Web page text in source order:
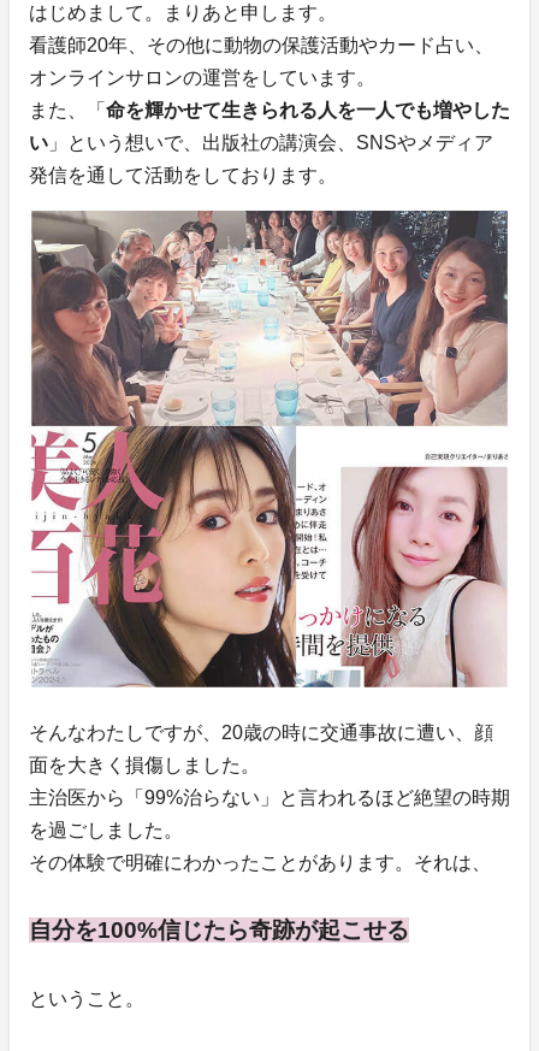
はじめまして。まりあと申します。
看護師20年、その他に動物の保護活動やカード占い、
オンラインサロンの運営をしています。
また、「 命を輝かせて生きられる人を一人でも増やした
い 」という想いで、出版社の講演会、SNSやメディア
発信を通して活動をしております。
そんなわたしですが、20歳の時に交通事故に遭い、顔
面を大きく損傷しました。
主治医から「99%治らない」と言われるほど絶望の時期
を過ごしました。
その体験で明確にわかったことがあります。それは、
自分を100%信じたら奇跡が起こせる
ということ。